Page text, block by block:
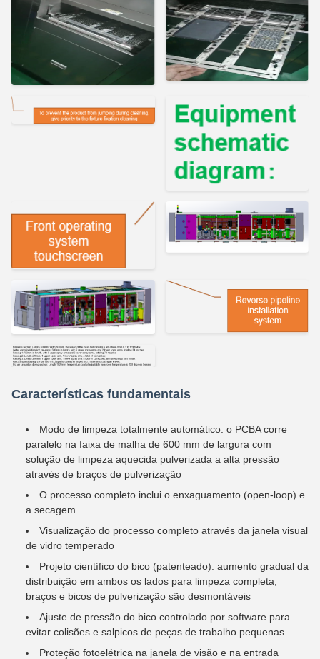
Características fundamentais
Modo de limpeza totalmente automático: o PCBA corre
paralelo na faixa de malha de 600 mm de largura com
solução de limpeza aquecida pulverizada a alta pressão
através de braços de pulverização
O processo completo inclui o enxaguamento (open-loop) e
a secagem
Visualização do processo completo através da janela visual
de vidro temperado
Projeto científico do bico (patenteado): aumento gradual da
distribuição em ambos os lados para limpeza completa;
braços e bicos de pulverização são desmontáveis
Ajuste de pressão do bico controlado por software para
evitar colisões e salpicos de peças de trabalho pequenas
Proteção fotoelétrica na janela de visão e na entrada